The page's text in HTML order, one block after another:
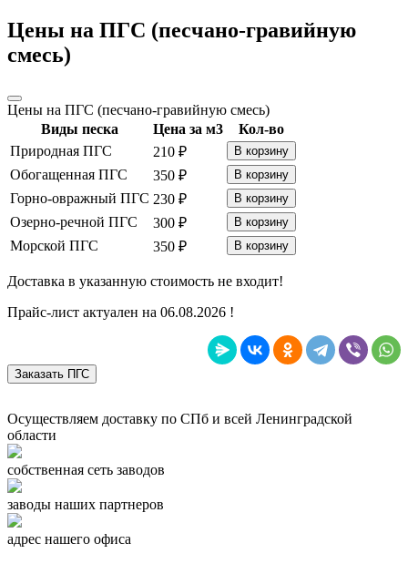
Цены на ПГС (песчано-гравийную
смесь)
Цены на ПГС (песчано-гравийную смесь)
Виды песка
Цена за м3
Кол-во
Природная ПГС
210 ₽ В корзину
Обогащенная ПГС 350 ₽ В корзину
Горно-овражный ПГС 230 ₽ В корзину
Озерно-речной ПГС 300 ₽ В корзину
Морской ПГС 350 ₽ В корзину
Доставка в указанную стоимость не входит!
Прайс-лист актуален на 06.08.2026 !
Заказать ПГС
Осуществляем доставку по СПб и всей Ленинградской
области
собственная сеть заводов
заводы наших партнеров
адрес нашего офиса